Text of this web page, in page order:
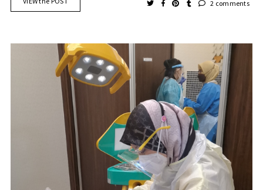
2 comments